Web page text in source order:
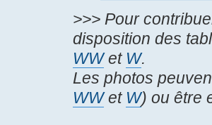
>>> Pour
disposition des
WWet W.
Les photos
WWet W) ou être